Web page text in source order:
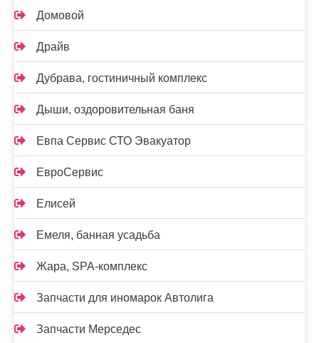
Домовой
Драйв
Дубрава, гостиничный комплекс
Дыши, оздоровительная баня
Евпа Сервис СТО Эвакуатор
ЕвроСервис
Елисей
Емеля, банная усадьба
Жара, SPA-комплекс
Запчасти для иномарок Автолига
Запчасти Мерседес